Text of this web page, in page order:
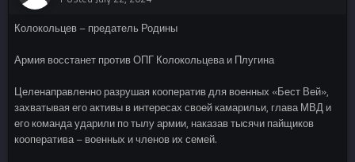
Колокольцев – предатель Родины
Армия восстанет против ОПГ Колокольцева и Плугина
Целенаправленно разрушая кооператив для военных «Бест Вей»,
захватывая его активы в интересах своей камарильи, глава МВД и
его команда ударили по тылу армии, наказав тысячи пайщиков
кооператива – военных и членов их семей.